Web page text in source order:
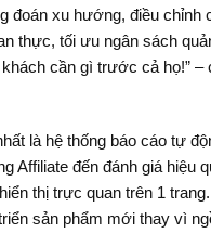
đoán xu hướng, điều chỉnh
thực, tối ưu ngân sách
khách cần gì trước cả họ!”
là hệ thống báo cáo tự
Affiliate đến đánh giá hiệu
thị trực quan trên 1
sản phẩm mới thay vì